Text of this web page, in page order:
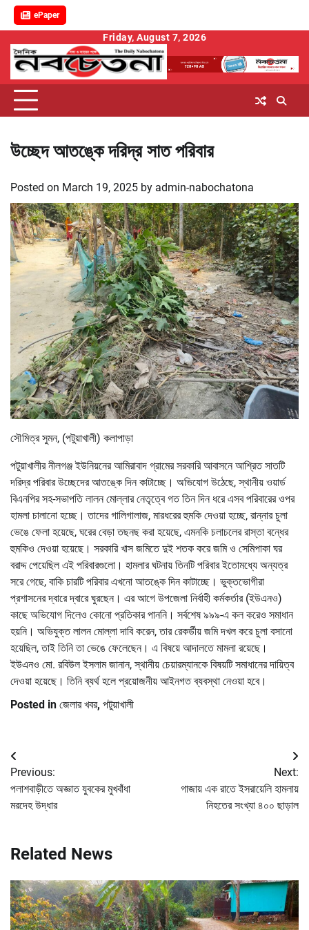
ePaper
content
Friday, August 7, 2026
উচ্ছেদ আতঙ্কে দরিদ্র সাত পরিবার
Posted on March 19, 2025 by admin-nabochatona
সৌমিত্র সুমন, (পটুয়াখালী) কলাপাড়া
পটুয়াখালীর নীলগঞ্জ ইউনিয়নের আমিরাবাদ গ্রামের সরকারি আবাসনে আশ্রিত সাতটি
দরিদ্র পরিবার উচ্ছেদের আতঙ্কে দিন কাটাচ্ছে। অভিযোগ উঠেছে, স্থানীয় ওয়ার্ড
বিএনপির সহ-সভাপতি লালন মোল্লার নেতৃত্বে গত তিন দিন ধরে এসব পরিবারের ওপর
হামলা চালানো হচ্ছে। তাদের গালিগালাজ, মারধরের হুমকি দেওয়া হচ্ছে, রান্নার চুলা
ভেঙে ফেলা হয়েছে, ঘরের বেড়া তছনছ করা হয়েছে, এমনকি চলাচলের রাস্তা বন্ধের
হুমকিও দেওয়া হয়েছে। সরকারি খাস জমিতে দুই শতক করে জমি ও সেমিপাকা ঘর
বরাদ্দ পেয়েছিল এই পরিবারগুলো। হামলার ঘটনায় তিনটি পরিবার ইতোমধ্যে অন্যত্র
সরে গেছে, বাকি চারটি পরিবার এখনো আতঙ্কে দিন কাটাচ্ছে। ভুক্তভোগীরা
প্রশাসনের দ্বারে দ্বারে ঘুরছেন। এর আগে উপজেলা নির্বাহী কর্মকর্তার (ইউএনও)
কাছে অভিযোগ দিলেও কোনো প্রতিকার পাননি। সর্বশেষ ৯৯৯-এ কল করেও সমাধান
হয়নি। অভিযুক্ত লালন মোল্লা দাবি করেন, তার রেকর্ডীয় জমি দখল করে চুলা বসানো
হয়েছিল, তাই তিনি তা ভেঙে ফেলেছেন। এ বিষয়ে আদালতে মামলা রয়েছে।
ইউএনও মো. রবিউল ইসলাম জানান, স্থানীয় চেয়ারম্যানকে বিষয়টি সমাধানের দায়িত্ব
দেওয়া হয়েছে। তিনি ব্যর্থ হলে প্রয়োজনীয় আইনগত ব্যবস্থা নেওয়া হবে।
Posted in জেলার খবর, পটুয়াখালী
Post
navigation
Previous:
পলাশবাড়ীতে অজ্ঞাত যুবকের মুখবাঁধা
মরদেহ উদ্ধার
Next:
গাজায় এক রাতে ইসরায়েলি হামলায়
নিহতের সংখ্যা ৪০০ ছাড়াল
Related News